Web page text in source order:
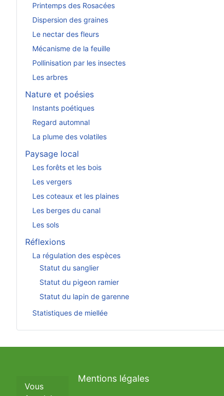
Printemps des Rosacées
Dispersion des graines
Le nectar des fleurs
Mécanisme de la feuille
Pollinisation par les insectes
Les arbres
Nature et poésies
Instants poétiques
Regard automnal
La plume des volatiles
Paysage local
Les forêts et les bois
Les vergers
Les coteaux et les plaines
Les berges du canal
Les sols
Réflexions
La régulation des espèces
Statut du sanglier
Statut du pigeon ramier
Statut du lapin de garenne
Statistiques de miellée
Vous
Mentions légales